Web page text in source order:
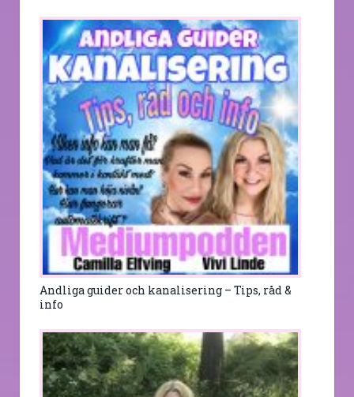
Andliga guider och kanalisering – Tips, råd &
info